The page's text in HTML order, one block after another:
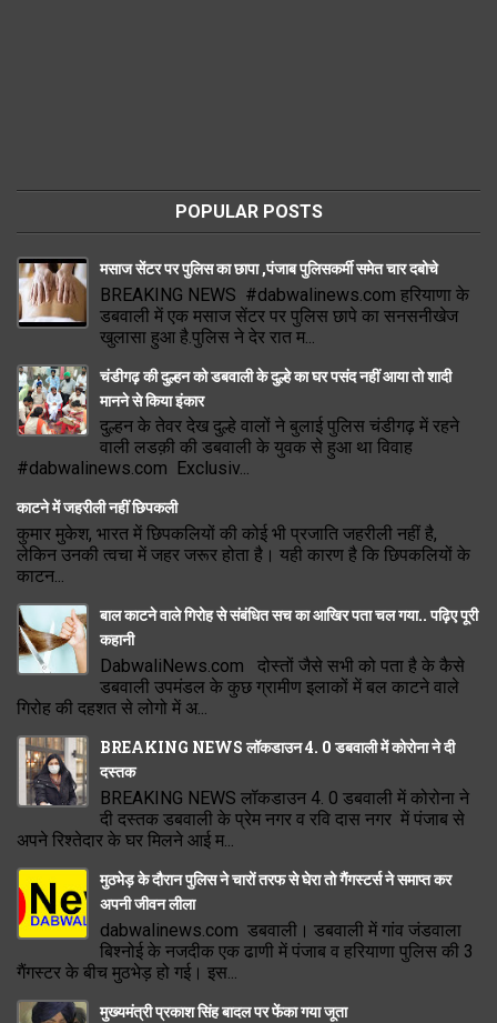
POPULAR POSTS
मसाज सेंटर पर पुलिस का छापा ,पंजाब पुलिसकर्मी समेत चार दबोचे
BREAKING NEWS #dabwalinews.com हरियाणा के
डबवाली में एक मसाज सेंटर पर पुलिस छापे का सनसनीखेज
खुलासा हुआ है.पुलिस ने देर रात म...
चंडीगढ़ की दुल्हन को डबवाली के दुल्हे का घर पसंद नहीं आया तो शादी
मानने से किया इंकार
दुल्हन के तेवर देख दुल्हे वालों ने बुलाई पुलिस चंडीगढ़ में रहने
वाली लडक़ी की डबवाली के युवक से हुआ था विवाह
#dabwalinews.com Exclusiv...
काटने में जहरीली नहीं छिपकली
कुमार मुकेश, भारत में छिपकलियों की कोई भी प्रजाति जहरीली नहीं है,
लेकिन उनकी त्वचा में जहर जरूर होता है। यही कारण है कि छिपकलियों के
काटन...
बाल काटने वाले गिरोह से संबंधित सच का आखिर पता चल गया.. पढ़िए पूरी
कहानी
DabwaliNews.com दोस्तों जैसे सभी को पता है के कैसे
डबवाली उपमंडल के कुछ ग्रामीण इलाकों में बल काटने वाले
गिरोह की दहशत से लोगो में अ...
BREAKING NEWS लॉकडाउन 4. 0 डबवाली में कोरोना ने दी
दस्तक
BREAKING NEWS लॉकडाउन 4. 0 डबवाली में कोरोना ने
दी दस्तक डबवाली के प्रेम नगर व रवि दास नगर में पंजाब से
अपने रिश्तेदार के घर मिलने आई म...
मुठभेड़ के दौरान पुलिस ने चारों तरफ से घेरा तो गैंगस्टर्स ने समाप्त कर
अपनी जीवन लीला
dabwalinews.com डबवाली। डबवाली में गांव जंडवाला
बिश्नोई के नजदीक एक ढाणी में पंजाब व हरियाणा पुलिस की 3
गैंगस्टर के बीच मुठभेड़ हो गई। इस...
मुख्यमंत्री प्रकाश सिंह बादल पर फेंका गया जूता